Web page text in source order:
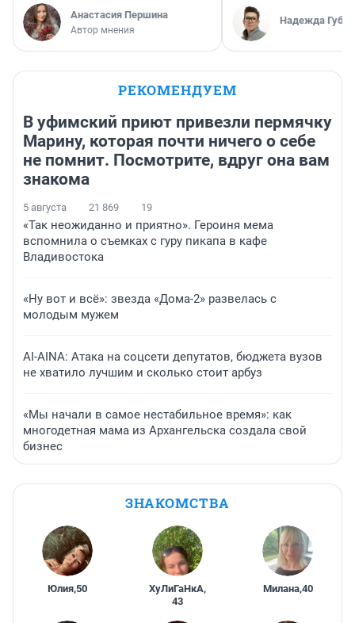
Анастасия Першина
Автор мнения
Надежда
РЕКОМЕНДУЕМ
В уфимский приют привезли пермячку
Марину, которая почти ничего о себе
не помнит. Посмотрите, вдруг она вам
знакома
5 августа 21 869 19
«Так неожиданно и приятно». Героиня мема
вспомнила о съемках с гуру пикапа в кафе
Владивостока
«Ну вот и всё»: звезда «Дома-2» развелась с
молодым мужем
AI-AINA: Атака на соцсети депутатов, бюджета вузов
не хватило лучшим и сколько стоит арбуз
«Мы начали в самое нестабильное время»: как
многодетная мама из Архангельска создала свой
бизнес
ЗНАКОМСТВА
Юлия,50 ХуЛиГаНкА,
43
Милана,40